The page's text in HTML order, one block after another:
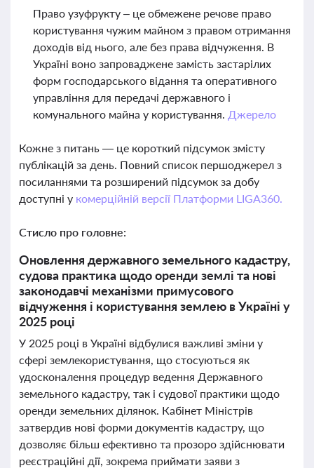
Право узуфрукту – це обмежене речове право
користування чужим майном з правом отримання
доходів від нього, але без права відчуження. В
Україні воно запроваджене замість застарілих
форм господарського відання та оперативного
управління для передачі державного і
комунального майна у користування. Джерело
Кожне з питань — це короткий підсумок змісту
публікацій за день. Повний список першоджерел з
посиланнями та розширений підсумок за добу
доступні у комерційній версії Платформи LIGA360.
Стисло про головне:
Оновлення державного земельного кадастру,
судова практика щодо оренди землі та нові
законодавчі механізми примусового
відчуження і користування землею в Україні у
2025 році
У 2025 році в Україні відбулися важливі зміни у
сфері землекористування, що стосуються як
удосконалення процедур ведення Державного
земельного кадастру, так і судової практики щодо
оренди земельних ділянок. Кабінет Міністрів
затвердив нові форми документів кадастру, що
дозволяє більш ефективно та прозоро здійснювати
реєстраційні дії, зокрема приймати заяви з